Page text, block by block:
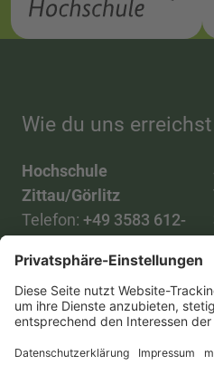
Wie du uns erreichst
Hochschule
Zittau/Görlitz
Telefon: +49 3583 612-
Mail:info(at)hszg.de